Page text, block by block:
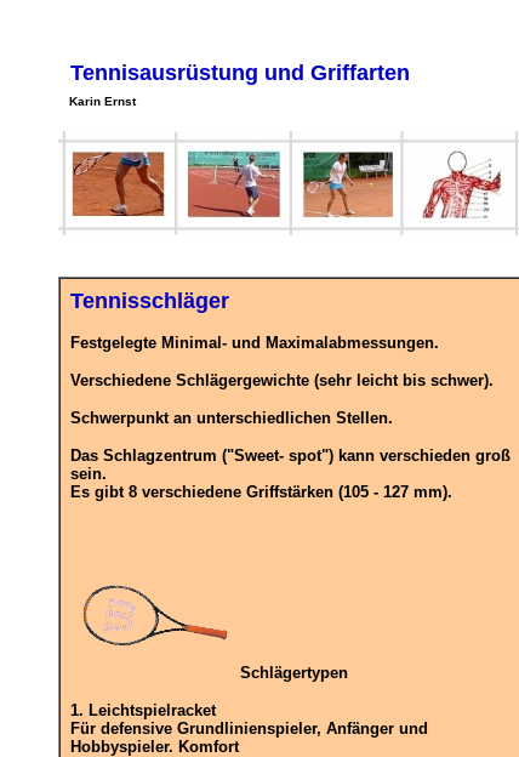
Tennisausrüstung und Griffarten
Karin Ernst
Tennisschläger
Festgelegte Minimal- und Maximalabmessungen.
Verschiedene Schlägergewichte (sehr leicht bis schwer).
Schwerpunkt an unterschiedlichen Stellen.
Das Schlagzentrum ("Sweet- spot") kann verschieden groß
sein.
Es gibt 8 verschiedene Griffstärken (105 - 127 mm).
Schlägertypen
1. Leichtspielracket
Für defensive Grundlinienspieler, Anfänger und
Hobbyspieler. Komfort